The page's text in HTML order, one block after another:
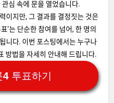
심 속에 문을 열었습니다.
이지만, 그 결과를 결정짓는 것은
’는 단순한 참여를 넘어, 한 명의
니다. 이번 포스팅에서는 누구나
방법을 자세히 안내해 드립니다.
투표하기